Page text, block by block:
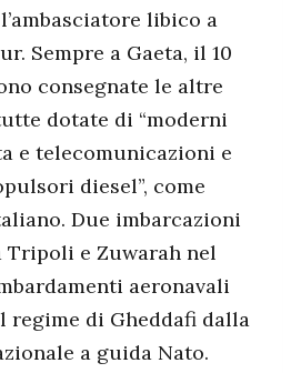
libico a
Sempre a Gaeta, il 10
consegnate le altre
dotate di “moderni
e telecomunicazioni e
diesel”, come
Due imbarcazioni
e Zuwarah nel
aeronavali
regime di Gheddafi dalla
a guida Nato.